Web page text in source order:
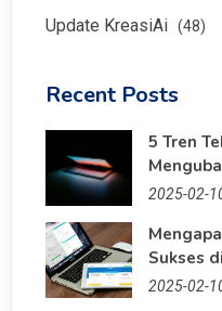
Update KreasiAi (48)
Recent Posts
5 Tren
2025-02-
Sukses
2025-02-